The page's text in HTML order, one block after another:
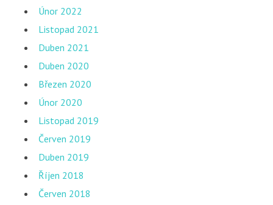
Únor 2022
Listopad 2021
Duben 2021
Duben 2020
Březen 2020
Únor 2020
Listopad 2019
Červen 2019
Duben 2019
Říjen 2018
Červen 2018